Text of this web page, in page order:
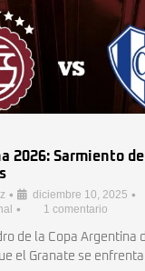
2026: Sarmiento
• diciembre 10, 2025 •
• 1 comentario
de la Copa Argentina
el Granate se